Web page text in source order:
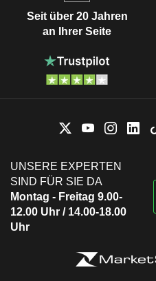
Seit über 20 Jahren
an Ihrer Seite
UNSERE EXPERTEN
SIND FÜR SIE DA
Montag - Freitag 9.00-
12.00 Uhr / 14.00-18.00
Uhr